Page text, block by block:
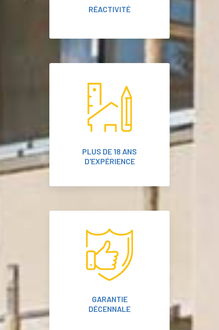
RÉACTIVITÉ
PLUS DE 18 ANS
D'EXPÉRIENCE
GARANTIE
DÉCENNALE